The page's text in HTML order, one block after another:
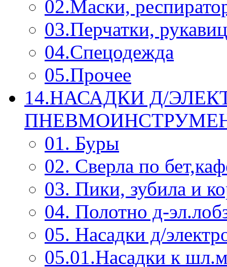
02.Маски,
03.Перчатки,
04.Спецодежда
05.Прочее
14.НАСАДКИ Д/
01. Буры
02. Сверла по
03. Пики, зубила и
04. Полотно д-
05. Насадки д/
05.01.Насадки к